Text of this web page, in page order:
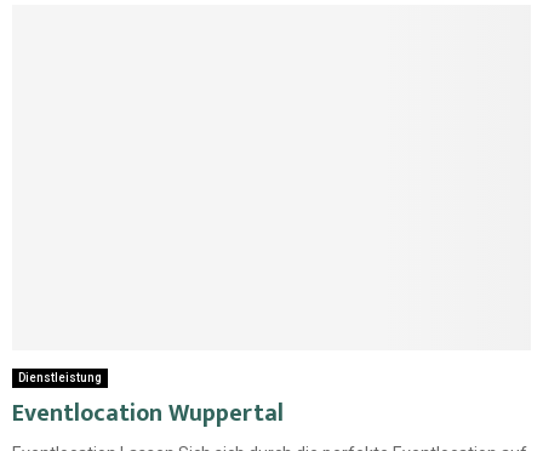
Dienstleistung
Eventlocation Wuppertal